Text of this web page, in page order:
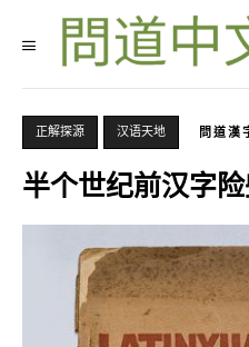
正解探源 汉语天地 問道漢
半个世纪前汉字